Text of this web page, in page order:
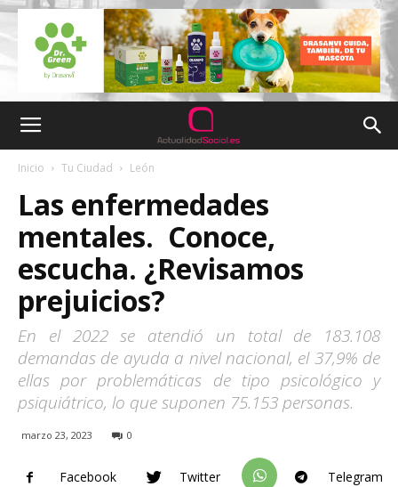
Inicio Tu Ciudad León
Las enfermedades
mentales. Conoce,
escucha. ¿Revisamos
prejuicios?
En el 2022 se atendió un total de 183.108
demandas de ayuda a nivel nacional, el 37,9% de
ellas por problemáticas de tipo psicológico y
psiquiátrico, lo que suponen 75.153 personas.
marzo 23, 2023 0
Facebook Twitter Telegram